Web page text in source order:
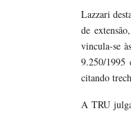
Lazzari
de
vincula-se
9.250/1995
citando
A TRU